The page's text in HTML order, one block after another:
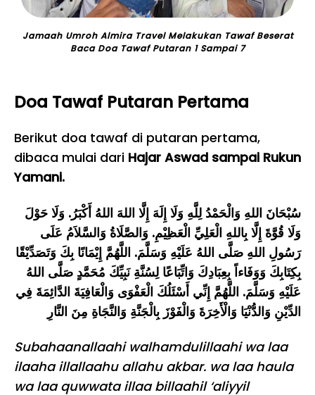
Jamaah Umroh Almira Travel Melakukan Tawaf Beserat
Baca Doa Tawaf Putaran 1 Sampai 7
Doa Tawaf Putaran Pertama
Berikut doa tawaf di putaran pertama,
dibaca mulai dari Hajar Aswad sampai Rukun
Yamani.
سُبْحَانَ اللهِ وَالْحَمْدُ لِلَّهِ وَلَا إِلَهَ إِلَّا اللهَ اللهُ أَكْبَرُ. وَلَا حَوْلَ
وَلَا قُوَّةَ إِلَّا بِاللهِ الْعَلِيِّ الْعَظِيْمِ. وَالصَّلَاةُ وَالسَّلاَمُ عَلَى
رَسُولِ اللهِ صَلَّى اللهُ عَلَيْهِ وَسَلَّمَ. اللَّهُمَّ إِيْمَانًا بِكَ وَتَصَدِّيْقًا
بِكِتَابِكَ وَوَفَاءاً بِعِبَادِكَ وَاتِّبَاعًا لِسُنَّةِ نَبِيِّكَ مُحَمَّدٍ صَلَّى اللهُ
عَلَيْهِ وَسَلَّمَ. اللَّهُمَّ إِنِّي أَسْئَلُكَ الْعَفْوَى وَالْعَافِيَةَ الدَّائِمَةَ فِي
الدِّيْنِ وَالدُّنْيَا وَالْأَخِرَةَ وَالْفَوْزَ بِالْجَنَّةِ وَالنَّجَاةِ مِنَ النَّارِ
Subahaanallaahi walhamdulillaahi wa laa
ilaaha illallaahu allahu akbar. wa laa haula
wa laa quwwata illaa billaahil ‘aliyyil